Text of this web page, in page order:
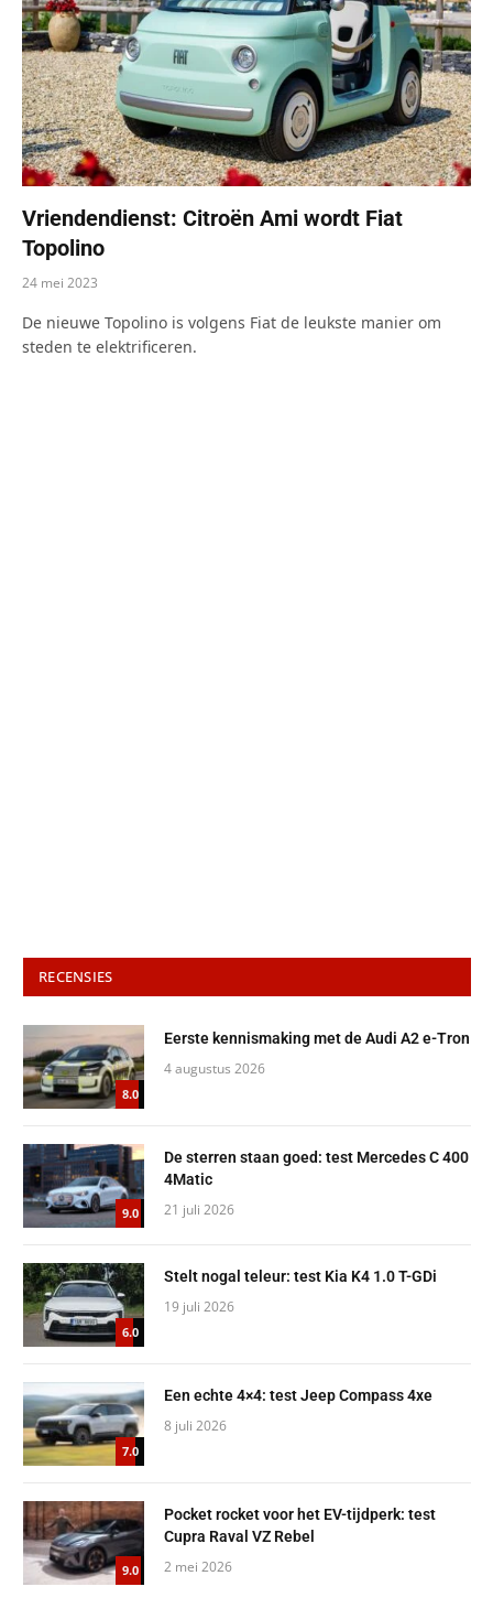
Vriendendienst: Citroën Ami wordt Fiat
Topolino
24 mei 2023
De nieuwe Topolino is volgens Fiat de leukste manier om
steden te elektrificeren.
RECENSIES
8.0
Eerste kennismaking met de Audi A2 e-Tron
4 augustus 2026
9.0
De sterren staan goed: test Mercedes C 400
4Matic
21 juli 2026
6.0
Stelt nogal teleur: test Kia K4 1.0 T-GDi
19 juli 2026
7.0
Een echte 4×4: test Jeep Compass 4xe
8 juli 2026
9.0
Pocket rocket voor het EV-tijdperk: test
Cupra Raval VZ Rebel
2 mei 2026